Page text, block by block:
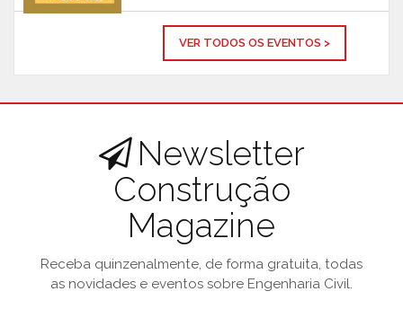
VER TODOS OS EVENTOS >
Newsletter
Construção
Magazine
Receba quinzenalmente, de forma gratuita, todas
as novidades e eventos sobre Engenharia Civil.